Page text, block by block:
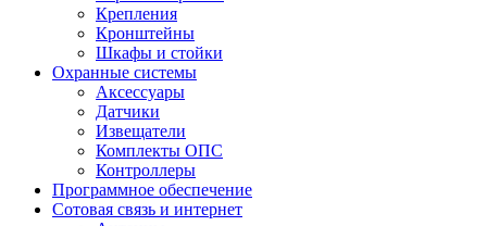
Крепления
Кронштейны
Шкафы и стойки
Охранные системы
Аксессуары
Датчики
Извещатели
Комплекты ОПС
Контроллеры
Программное обеспечение
Сотовая связь и интернет